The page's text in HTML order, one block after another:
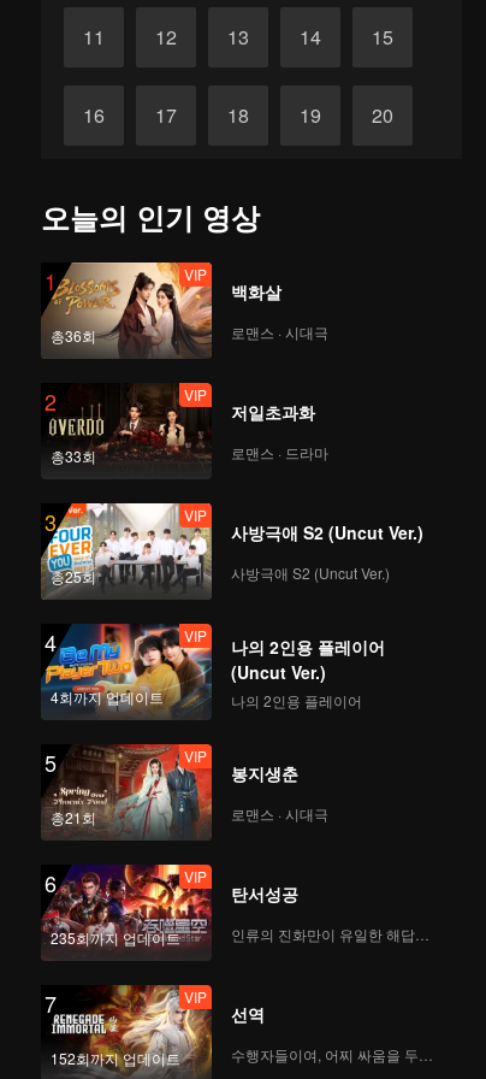
11 12 13 14 15
16 17 18 19 20
26 27
오늘의 인기 영상
1
총36회
VIP
백화살
로맨스 · 시대극
2
총33회
VIP
저일초과화
로맨스 · 드라마
3
총25회
VIP
사방극애 S2 (Uncut Ver.)
사방극애 S2 (Uncut Ver.)
4
4회까지 업데이트
VIP
나의 2인용 플레이어
(Uncut Ver.)
나의 2인용 플레이어
5
총21회
VIP
봉지생춘
로맨스 · 시대극
6
235회까지 업데이트
VIP
탄서성공
인류의 진화만이 유일한 해답이다
7
152회까지 업데이트
VIP
선역